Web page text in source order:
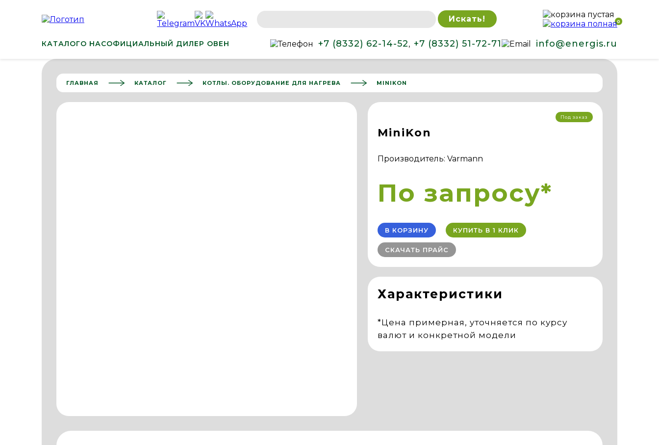
Искать! 0
КАТАЛОГО НАСОФИЦИАЛЬНЫЙ ДИЛЕР ОВЕН +7 (8332) 62-14-52, +7 (8332) 51-72-71 info@energis.ru
ГЛАВНАЯ КАТАЛОГ КОТЛЫ. ОБОРУДОВАНИЕ ДЛЯ НАГРЕВА MINIKON
MiniKon
Производитель: Varmann
Под заказ
По запросу*
В КОРЗИНУ КУПИТЬ В 1 КЛИК
СКАЧАТЬ ПРАЙС
Характеристики
*Цена примерная, уточняется по курсу
валют и конкретной модели